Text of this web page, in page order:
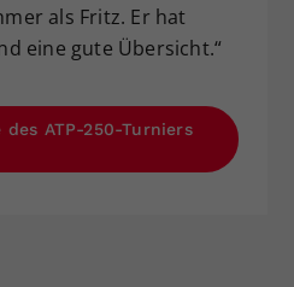
als Fritz. Er hat
eine gute Übersicht.“
des ATP-250-Turniers